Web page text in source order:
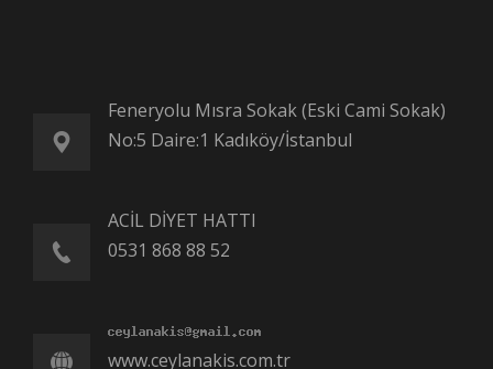
Feneryolu Mısra Sokak (Eski Cami Sokak)
No:5 Daire:1 Kadıköy/İstanbul
ACİL DİYET HATTI
0531 868 88 52
www.ceylanakis.com.tr